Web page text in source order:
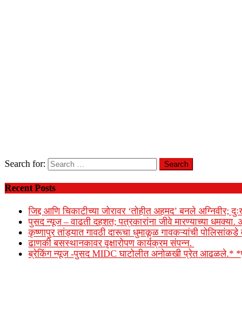
Search for:
Recent Posts
जिद्द आणि चिकाटीच्या जोरावर ‘तोहीत अहमद’ बनले अग्निवीर;
पुसद न्यूज – वाढती दहशत; पत्रकारांना जीवे मारण्याच्या धमक्या.
कृष्णापुर तांड्यात गावठी दारूचा धुमाकूळ गावकऱ्यांची
ढाणकी बसस्थानकावर वृक्षारोपण कार्यक्रम संपन्न.
ब्रेकिंग न्यूज -पुसद MIDC घाटोलीत अनोळखी प्रेत आढळले.*